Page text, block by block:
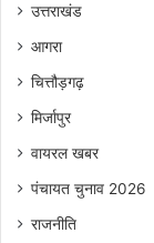
उत्तराखंड
आगरा
चित्तौड़गढ़
मिर्जापुर
वायरल खबर
पंचायत चुनाव 2026
राजनीति